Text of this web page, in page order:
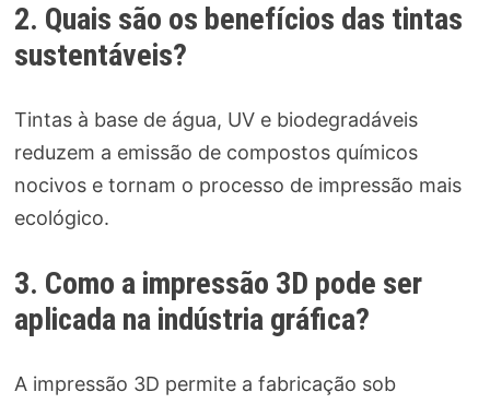
2. Quais são os benefícios das tintas
sustentáveis?
Tintas à base de água, UV e biodegradáveis
reduzem a emissão de compostos químicos
nocivos e tornam o processo de impressão mais
ecológico.
3. Como a impressão 3D pode ser
aplicada na indústria gráfica?
A impressão 3D permite a fabricação sob